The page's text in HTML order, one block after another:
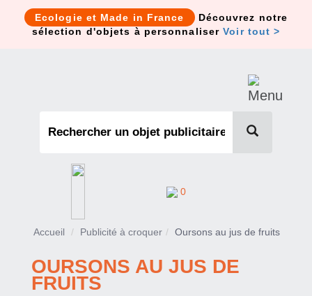
Ecologie et Made in France
Découvrez notre
sélection d'objets à personnaliserVoir tout >
0
Accueil Publicité à croquer Oursons au jus de fruits
OURSONS AU JUS DE
FRUITS
Cookies management panel